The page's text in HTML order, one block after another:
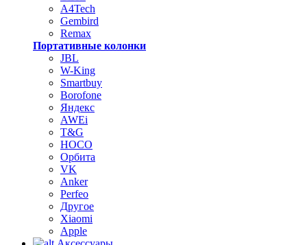
A4Tech
Gembird
Remax
Портативные колонки
JBL
W-King
Smartbuy
Borofone
Яндекс
AWEi
T&G
HOCO
Орбита
VK
Anker
Perfeo
Другое
Xiaomi
Apple